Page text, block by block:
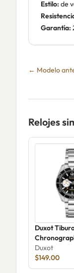
Estilo: de
Garantía:
← Modelo
Relojes
Duxot
2062-33
Duxot
$149.00